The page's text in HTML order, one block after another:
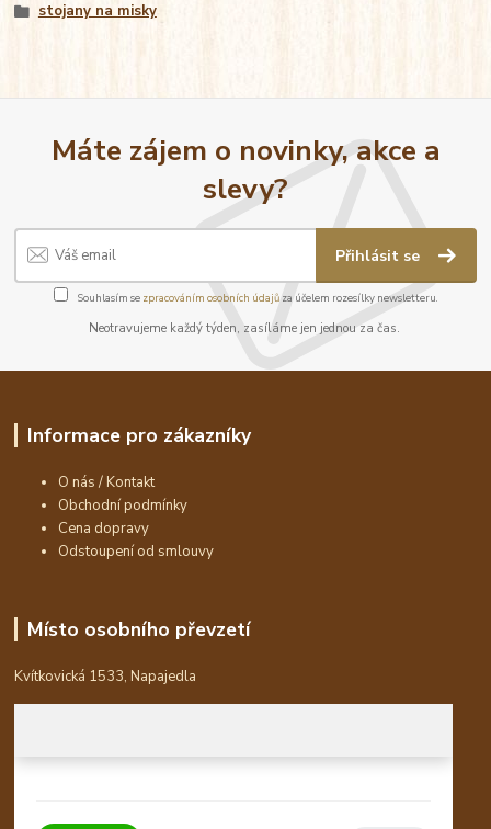
stojany na misky
Máte zájem o novinky, akce a
slevy?
Přihlásit se
Souhlasím se zpracováním osobních údajůza účelem rozesílky newsletteru.
Neotravujeme každý týden, zasíláme jen jednou za čas.
Informace pro zákazníky
O nás / Kontakt
Obchodní podmínky
Cena dopravy
Odstoupení od smlouvy
Místo osobního převzetí
Kvítkovická 1533, Napajedla